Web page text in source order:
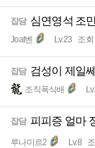
잡담 심연영석 조
Joat벤 Lv.23 조회
잡담 검성이 제일
조직폭식배
잡담 피피증 얼마
루나미르2 Lv.8